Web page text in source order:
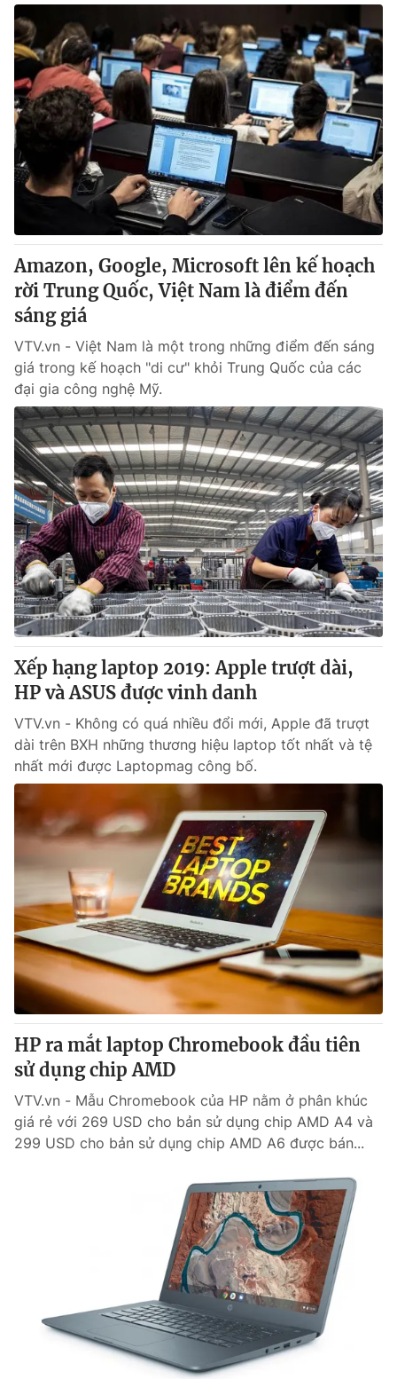
Amazon, Google, Microsoft lên kế hoạch
rời Trung Quốc, Việt Nam là điểm đến
sáng giá
VTV.vn - Việt Nam là một trong những điểm đến sáng
giá trong kế hoạch "di cư" khỏi Trung Quốc của các
đại gia công nghệ Mỹ.
Xếp hạng laptop 2019: Apple trượt dài,
HP và ASUS được vinh danh
VTV.vn - Không có quá nhiều đổi mới, Apple đã trượt
dài trên BXH những thương hiệu laptop tốt nhất và tệ
nhất mới được Laptopmag công bố.
HP ra mắt laptop Chromebook đầu tiên
sử dụng chip AMD
VTV.vn - Mẫu Chromebook của HP nằm ở phân khúc
giá rẻ với 269 USD cho bản sử dụng chip AMD A4 và
299 USD cho bản sử dụng chip AMD A6 được bán...